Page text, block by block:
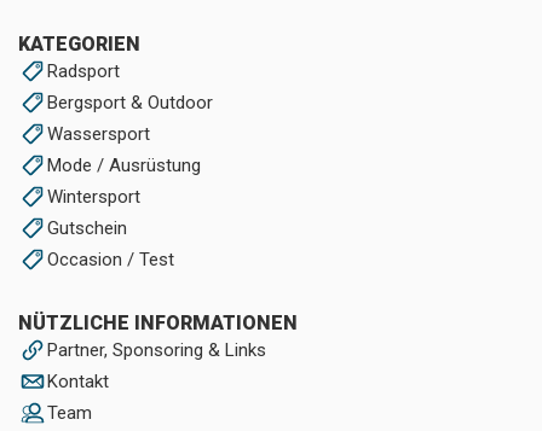
KATEGORIEN
Radsport
Bergsport & Outdoor
Wassersport
Mode / Ausrüstung
Wintersport
Gutschein
Occasion / Test
NÜTZLICHE INFORMATIONEN
Partner, Sponsoring & Links
Kontakt
Team